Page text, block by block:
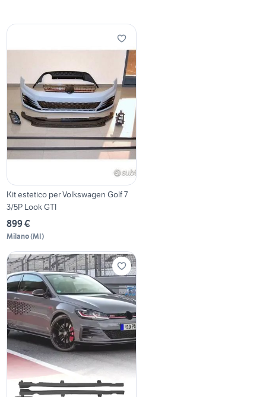
Kit estetico per Volkswagen Golf 7
3/5P Look GTI
899 €
Milano(MI)